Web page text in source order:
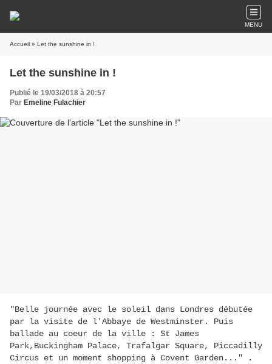
MENU
Accueil » Let the sunshine in !
Let the sunshine in !
Publié le 19/03/2018 à 20:57
Par Emeline Fulachier
"Belle journée avec le soleil dans Londres débutée
par la visite de l'Abbaye de Westminster. Puis
ballade au coeur de la ville : St James
Park,Buckingham Palace, Trafalgar Square, Piccadilly
Circus et un moment shopping à Covent Garden..." .